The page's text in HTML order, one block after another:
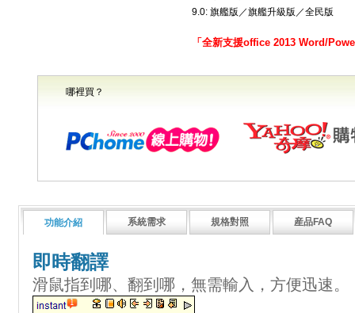
9.0: 旗艦版／旗艦升級版／全民版
「全新支援office 2013 Word/
哪裡買？
功能介紹 系統需求 規格對照 産品FAQ
即時翻譯
滑鼠指到哪、翻到哪，無需輸入，方便迅速。